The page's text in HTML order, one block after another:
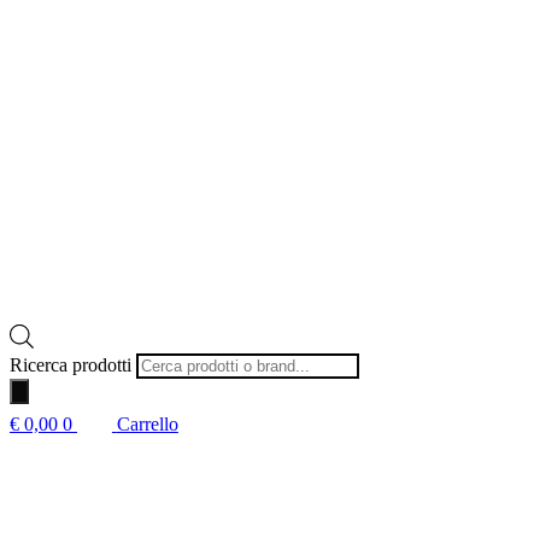
Ricerca prodotti
€ 0,00 0 Carrello